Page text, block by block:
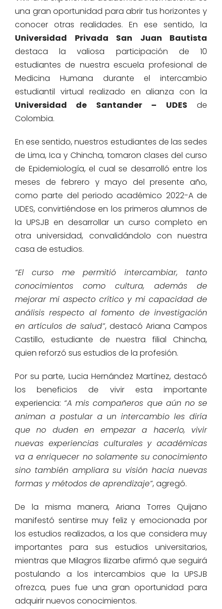
una gran oportunidad para abrir tus horizontes y
conocer otras realidades. En ese sentido, la
Universidad Privada San Juan Bautista
destaca la valiosa participación de 10
estudiantes de nuestra escuela profesional de
Medicina Humana durante el intercambio
estudiantil virtual realizado en alianza con la
Universidad de Santander – UDES de
Colombia.
En ese sentido, nuestros estudiantes de las sedes
de Lima, Ica y Chincha, tomaron clases del curso
de Epidemiología, el cual se desarrolló entre los
meses de febrero ymayo del presente año,
como parte del periodo académico 2022-A de
UDES, convirtiéndose en los primeros alumnos de
la UPSJB en desarrollar un curso completo en
otra universidad, convalidándolo con nuestra
casa de estudios.
“El curso me permitió intercambiar, tanto
conocimientos como cultura, además de
mejorar mi aspecto crítico y mi capacidad de
análisis respecto al fomento de investigación
en artículos de salud”, destacó Ariana Campos
Castillo, estudiante de nuestra filial Chincha,
quien reforzó sus estudios de la profesión.
Por su parte, Lucia Hernández Martínez, destacó
los beneficios de vivir esta importante
experiencia: “A mis compañeros que aún no se
animan a postular a un intercambio les diría
que no duden en empezar a hacerlo, vivir
nuevas experiencias culturales y académicas
va a enriquecer no solamente su conocimiento
sino también ampliara su visión hacia nuevas
formas y métodos de aprendizaje”, agregó.
De la misma manera, Ariana Torres Quijano
manifestó sentirse muy feliz y emocionada por
los estudios realizados, a los que considera muy
importantes para sus estudios universitarios,
mientras que Milagros Ilizarbe afirmó que seguirá
postulando a los intercambios que la UPSJB
ofrezca, pues fue una gran oportunidad para
adquirir nuevos conocimientos.